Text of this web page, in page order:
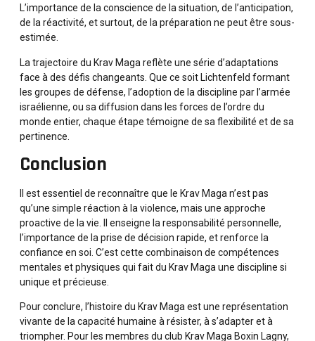
L’importance de la conscience de la situation, de l’anticipation,
de la réactivité, et surtout, de la préparation ne peut être sous-
estimée.
La trajectoire du Krav Maga reflète une série d’adaptations
face à des défis changeants. Que ce soit Lichtenfeld formant
les groupes de défense, l’adoption de la discipline par l’armée
israélienne, ou sa diffusion dans les forces de l’ordre du
monde entier, chaque étape témoigne de sa flexibilité et de sa
pertinence.
Conclusion
Il est essentiel de reconnaître que le Krav Maga n’est pas
qu’une simple réaction à la violence, mais une approche
proactive de la vie. Il enseigne la responsabilité personnelle,
l’importance de la prise de décision rapide, et renforce la
confiance en soi. C’est cette combinaison de compétences
mentales et physiques qui fait du Krav Maga une discipline si
unique et précieuse.
Pour conclure, l’histoire du Krav Maga est une représentation
vivante de la capacité humaine à résister, à s’adapter et à
triompher. Pour les membres du club Krav Maga Boxin Lagny,